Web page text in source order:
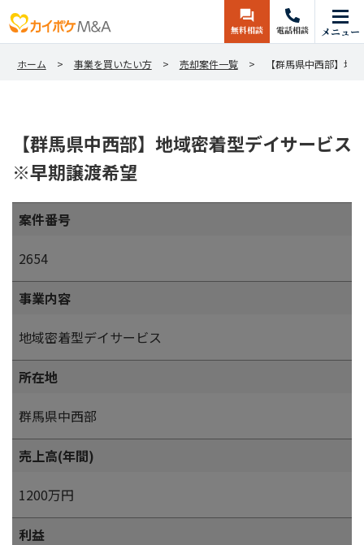
無料相談 電話相談 メニュー
ホーム 事業を買いたい方 売却案件一覧 【群馬県中西部】地
【群馬県中西部】地域密着型デイサービス
※早期譲渡希望
案件番号
2654
事業内容
地域密着型デイサービス
所在地
群馬県中西部
売上高(年間)
1200万円
利益